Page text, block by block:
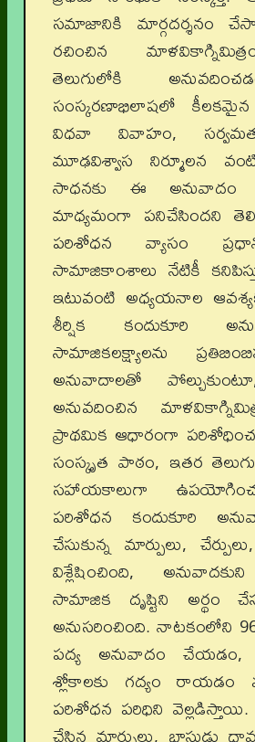
సమాజానికి మార్గదర్శనం
రచించిన
తెలుగులోకి
సంస్కరణాభిలాషలో కీలకమైన
విధవా వివాహం,
మూఢవిశ్వాస నిర్మూలన వంటి
సాధనకు ఈ
మాధ్యమంగా పనిచేసిందని
పరిశోధన వ్యాసం
సామాజికాంశాలు నేటికీ
ఇటువంటి అధ్యయనాల
శీర్షిక కందుకూరి
సామాజికలక్ష్యాలను
అనువాదాలతో
అనువదించిన
ప్రాథమిక ఆధారంగా
సంస్కృత పాఠం, ఇతర
సహాయకాలుగా
పరిశోధన కందుకూరి
చేసుకున్న మార్పులు,
విశ్లేషించింది,
సామాజిక దృష్టిని అర్థం
అనుసరించింది. నాటకంలోని
పద్య అనువాదం చేయడం,
శ్లోకాలకు గద్యం రాయడం
పరిశోధన పరిధిని